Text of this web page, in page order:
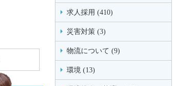
求人採用 (410)
災害対策 (3)
物流について (9)
環境 (13)